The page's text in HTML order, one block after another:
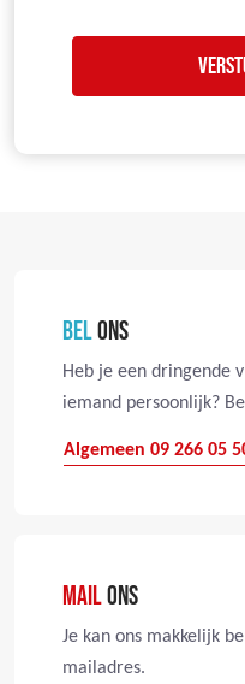
BELONS
Heb je een dringende
iemand persoonlijk?
Algemeen 09 266 05
MAILONS
Je kan ons makkelijk
mailadres.